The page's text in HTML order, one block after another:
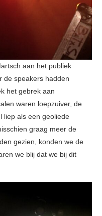
aan het publiek
de speakers hadden
het gebrek aan
waren loepzuiver, de
liep als een geoliede
graag meer de
gezien, konden we de
we blij dat we bij dit